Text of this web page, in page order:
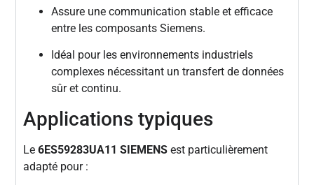
Assure une communication stable et efficace
entre les composants Siemens.
Idéal pour les environnements industriels
complexes nécessitant un transfert de données
sûr et continu.
Applications typiques
Le6ES59283UA11 SIEMENS est particulièrement
adapté pour :